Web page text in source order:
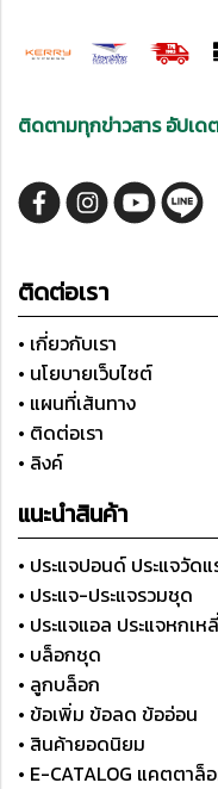
ติดตามทุกข่าวสาร อัปเด
ติดต่อเรา
• เกี่ยวกับเรา
• นโยบายเว็บไซต์
• แผนที่เส้นทาง
• ติดต่อเรา
• ลิงค์
แนะนำสินค้า
• ประแจปอนด์ ประแจวัด
• ประแจ-ประแจรวมชุด
• ประแจแอล ประแจหกเ
• บล็อกชุด
• ลูกบล็อก
• ข้อเพิ่ม ข้อลด ข้ออ่อน
• สินค้ายอดนิยม
• E-CATALOG แคตตาล็